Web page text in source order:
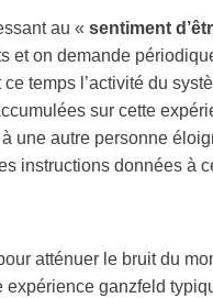
au « sentiment
et on demande
temps l’activité du
sur cette
une autre personne
instructions données à
atténuer le bruit du
expérience ganzfeld